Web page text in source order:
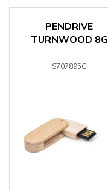
PENDRIVE
TURNWOOD 8G
S707895C